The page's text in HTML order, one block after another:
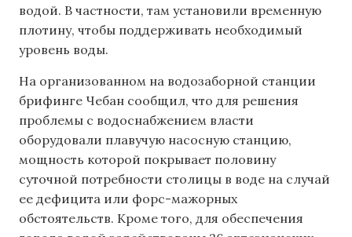
водой. В частности, там установили временную
плотину, чтобы поддерживать необходимый
уровень воды.
На организованном на водозаборной станции
брифинге Чебан сообщил, что для решения
проблемы с водоснабжением власти
оборудовали плавучую насосную станцию,
мощность которой покрывает половину
суточной потребности столицы в воде на случай
ее дефицита или форс-мажорных
обстоятельств. Кроме того, для обеспечения